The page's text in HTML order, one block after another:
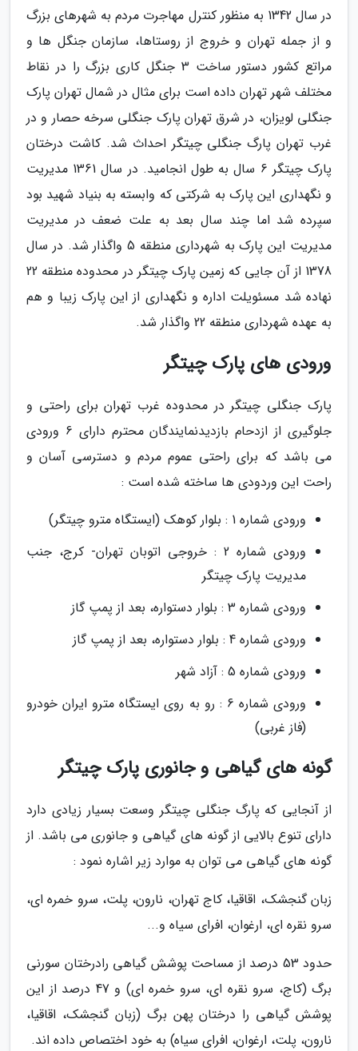
در سال 1342 به منظور کنترل مهاجرت مردم به شهرهای بزرگ
و از جمله تهران و خروج از روستاها، سازمان جنگل ها و
مراتع کشور دستور ساخت 3 جنگل کاری بزرگ را در نقاط
مختلف شهر تهران داده است برای مثال در شمال تهران پارک
جنگلی لویزان، در شرق تهران پارک جنگلی سرخه حصار و در
غرب تهران پارگ جنگلی چیتگر احداث شد. کاشت درختان
پارک چیتگر 6 سال به طول انجامید. در سال 1361 مدیریت
و نگهداری این پارک به شرکتی که وابسته به بنیاد شهید بود
سپرده شد اما چند سال بعد به علت ضعف در مدیریت
مدیریت این پارک به شهرداری منطقه 5 واگذار شد. در سال
1378 از آن جایی که زمین پارک چیتگر در محدوده منطقه 22
نهاده شد مسئویلت اداره و نگهداری از این پارک زیبا و هم
به عهده شهرداری منطقه 22 واگذار شد.
ورودی های پارک چیتگر
پارک جنگلی چیتگر در محدوده غرب تهران برای راحتی و
جلوگیری از ازدحام بازدیدنمایندگان محترم دارای 6 ورودی
می باشد که برای راحتی عموم مردم و دسترسی آسان و
راحت این وردودی ها ساخته شده است :
ورودی شماره 1 : بلوار کوهک (ایستگاه مترو چیتگر)
ورودی شماره 2 : خروجی اتوبان تهران- کرج، جنب
مدیریت پارک چیتگر
ورودی شماره 3 : بلوار دستواره، بعد از پمپ گاز
ورودی شماره 4 : بلوار دستواره، بعد از پمپ گاز
ورودی شماره 5 : آزاد شهر
ورودی شماره 6 : رو به روی ایستگاه مترو ایران خودرو
(فاز غربی)
گونه های گیاهی و جانوری پارک چیتگر
از آنجایی که پارگ جنگلی چیتگر وسعت بسیار زیادی دارد
دارای تنوع بالایی از گونه های گیاهی و جانوری می باشد. از
گونه های گیاهی می توان به موارد زیر اشاره نمود :
زبان گنجشک، اقاقیا، کاج تهران، نارون، پلت، سرو خمره ای،
سرو نقره ای، ارغوان، افرای سیاه و...
حدود 53 درصد از مساحت پوشش گیاهی رادرختان سورنی
برگ (کاج، سرو نقره ای، سرو خمره ای) و 47 درصد از این
پوشش گیاهی را درختان پهن برگ (زبان گنجشک، اقاقیا،
نارون، پلت، ارغوان، افرای سیاه) به خود اختصاص داده اند.